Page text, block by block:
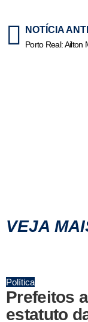
NOTÍCIA
VEJA
Política
Prefeitos
estatuto